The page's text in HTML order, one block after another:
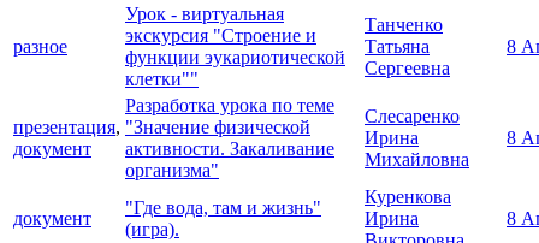
разное
Урок - виртуальная
экскурсия "Строение и
функции эукариотической
клетки""
Танченко
Татьяна
Сергеевна
8
презентация,
документ
Разработка урока по теме
"Значение физической
активности. Закаливание
организма"
Слесаренко
Ирина
Михайловна
8
документ
"Где вода, там и жизнь"
(игра).
Куренкова
Ирина
8